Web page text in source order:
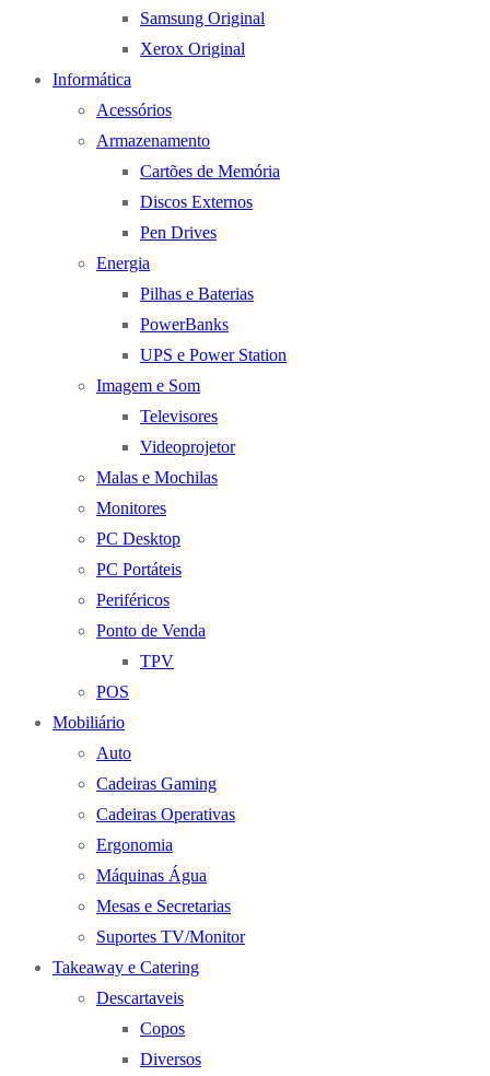
Samsung Original
Xerox Original
Informática
Acessórios
Armazenamento
Cartões de Memória
Discos Externos
Pen Drives
Energia
Pilhas e Baterias
PowerBanks
UPS e Power Station
Imagem e Som
Televisores
Videoprojetor
Malas e Mochilas
Monitores
PC Desktop
PC Portáteis
Periféricos
Ponto de Venda
TPV
POS
Mobiliário
Auto
Cadeiras Gaming
Cadeiras Operativas
Ergonomia
Máquinas Água
Mesas e Secretarias
Suportes TV/Monitor
Takeaway e Catering
Descartaveis
Copos
Diversos